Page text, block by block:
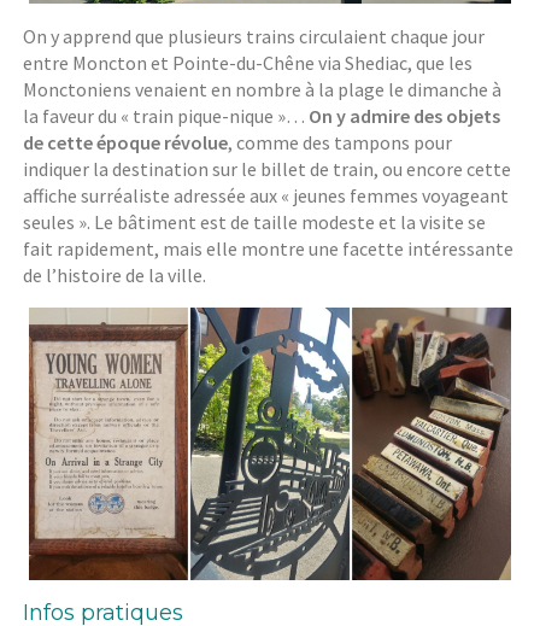
On y apprend que plusieurs trains circulaient chaque jour
entre Moncton et Pointe-du-Chêne via Shediac, que les
Monctoniens venaient en nombre à la plage le dimanche à
la faveur du « train pique-nique »… On y admire des objets
de cette époque révolue, comme des tampons pour
indiquer la destination sur le billet de train, ou encore cette
affiche surréaliste adressée aux « jeunes femmes voyageant
seules ». Le bâtiment est de taille modeste et la visite se
fait rapidement, mais elle montre une facette intéressante
de l’histoire de la ville.
Infos pratiques